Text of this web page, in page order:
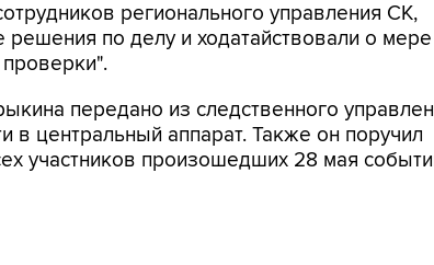
регионального управления СК,
по делу и ходатайствовали о мере
передано из следственного
в центральный аппарат. Также он поручил
участников произошедших 28 мая